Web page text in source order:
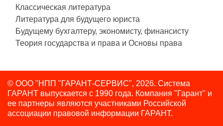
Классическая литература
Литература для будущего юриста
Будущему бухгалтеру, экономисту, финансисту
Теория государства и права и Основы права
© ООО "НПП "ГАРАНТ-СЕРВИС", 2026. Система
ГАРАНТ выпускается с 1990 года. Компания "Гарант" и
ее партнеры являются участниками Российской
ассоциации правовой информации ГАРАНТ.